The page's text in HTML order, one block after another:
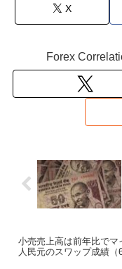
X
Forex
小売売上高は前年比で
人民元のスワップ成績（